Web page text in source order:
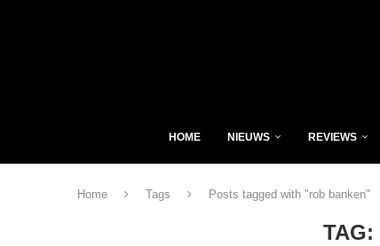
HOME NIEUWS REVIEWS
Home Tags Posts tagged with "rob banken"
TAG: